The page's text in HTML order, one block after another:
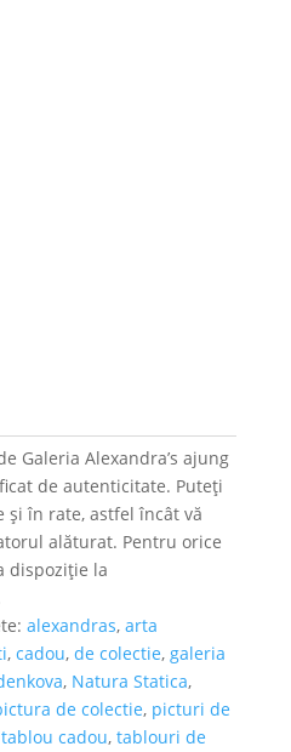
Galeria Alexandra’s ajung
de autenticitate. Puteți
și în rate, astfel încât vă
alăturat. Pentru orice
dispoziție la
alexandras, arta
, cadou, de colectie, galeria
, Natura Statica,
de colectie, picturi de
tablou cadou, tablouri de